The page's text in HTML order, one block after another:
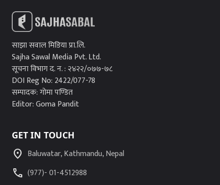
साझा सवाल मिडिया प्रा.लि.
Sajha Sawal Media Pvt. Ltd.
सूचना विभाग द. न. : २४२२/०७७-७८
DOI Reg No: 2422/077-78
सम्पादक: गोमा पण्डित
Editor: Goma Pandit
GET IN TOUCH
location_on Baluwatar, Kathmandu, Nepal
call (977)- 01-4512988